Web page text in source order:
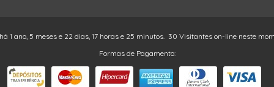
1 ano, 5 meses e 22 dias, 17 horas e 25 minutos. 30 Visitantes on-line neste
Formas de Pagamento: